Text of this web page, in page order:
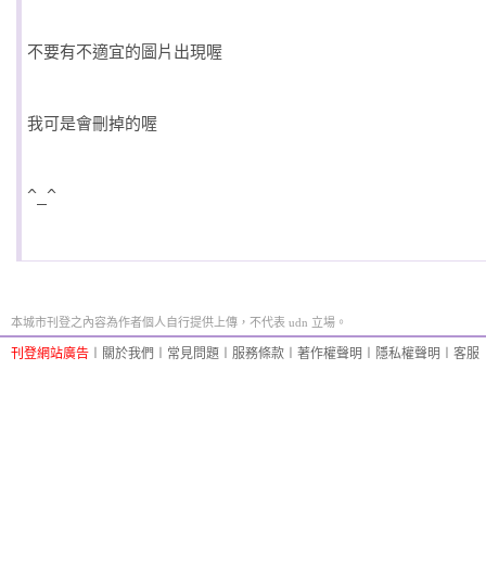
本城市刊登之內容為作者個人自行提供上傳，不代表 udn 立場。
刊登網站廣告 關於我們 常見問題 服務條款 著作權聲明 隱私權聲明 客服